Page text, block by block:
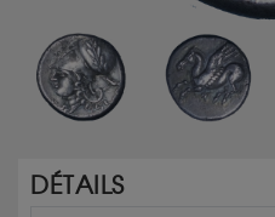
DÉTAILS